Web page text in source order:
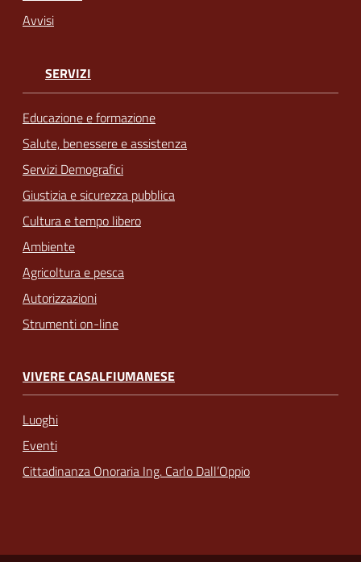
Avvisi
SERVIZI
Educazione e formazione
Salute, benessere e assistenza
Servizi Demografici
Giustizia e sicurezza pubblica
Cultura e tempo libero
Ambiente
Agricoltura e pesca
Autorizzazioni
Strumenti on-line
VIVERE CASALFIUMANESE
Luoghi
Eventi
Cittadinanza Onoraria Ing. Carlo Dall’Oppio